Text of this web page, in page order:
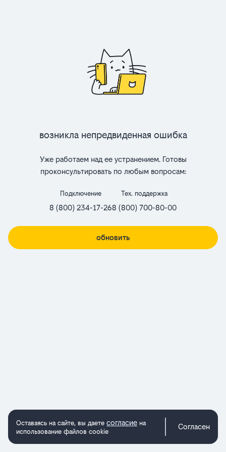
Возникла непредвиденная ошибка
Уже работаем над ее устранением. Готовы
проконсультировать по любым вопросам:
Подключение
8 (800) 234-17-26
Тех. поддержка
8 (800) 700-80-00
обновить
Оставаясь на сайте, вы даете согласие на
использование файлов cookie
Согласен